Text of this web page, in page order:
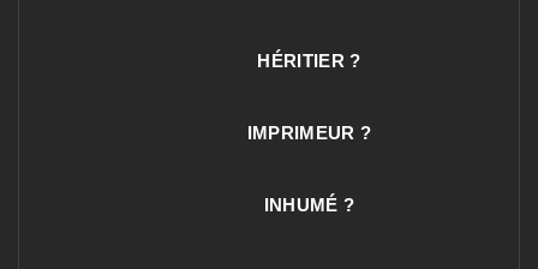
HÉRITIER ?
IMPRIMEUR ?
INHUMÉ ?